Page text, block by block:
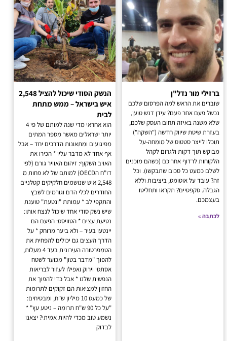
ברזילי מור נדל"ן
שוברים את הראש למה הפרסום שלכם
נכשל פעם אחר פעם? עידן דנש טוען,
שלא משנה באיזה תחום העסק שלכם,
בעזרת שיטת שיווק חדשה ("השקה")
תוכלו לייצר סטטוס של מומחה-על
מבוקש תוך דקות ולגרום לקהל
הלקוחות לרדוף אחריכם (כשהם מוכנים
לשלם כמעט כל סכום שתבקשו). וכל
זה? עובד על אוטומט, ביציבות וללא
הגבלה. סקפטיים? תקראו ותחליטו
בעצמכם.
לכתבה »
הנשק הסודי שיכול להציל 2,548
איש בישראל – ממש מתחת
לבית
הוא אחראי מדי שנה למותם של פי 4
יותר ישראלים מאשר מספר המתים
מפיגועים ומתאונות הדרכים יחד – אבל
אף אחד לא מדבר עליו * הכירו את
האויב השקוף: זיהום האוויר גורם (לפי
דו"ח הOECD) למותם של לא פחות מ
2,548 איש שנושמים חלקיקים קטלניים
החודרים לכלי הדם וגורמים לשבץ
והתקפי לב * עמותת "ונטעת" טוענת
שיש נשק סודי אחד שיכול לנצח אותו:
נטיעת עצים * הטוויסט: הפעם הם
יינטעו בעיר – ולא ביער מרוחק * על
הדרך העצים גם יכולים להפחית את
הטמפרטורה העירונית בעד 4 מעלות,
להפוך "מדבר בטון" מכוער לשטח
אסתטי וירוק ואפילו לעזור לבריאות
הנפשית שלנו * אבל כדי להפוך את
החזון למציאות הם זקוקים לתרומות
של כמעט 10 מיליון ש"ח, ומבטיחים:
"על כל 90 ש"ח תרומה – ניטע עץ" *
נשמע טוב מכדי להיות אמיתי? יצאנו
לבדוק